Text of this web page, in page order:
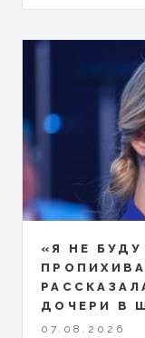
«Я НЕ
ДОЧЕРИ В
07.08.2026